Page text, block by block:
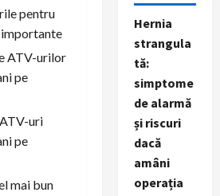
pentru
importante
ATV-urilor
pe
uri
pe
mai bun
Hernia
strangula
tă:
simptome
de alarmă
și riscuri
dacă
amâni
operația